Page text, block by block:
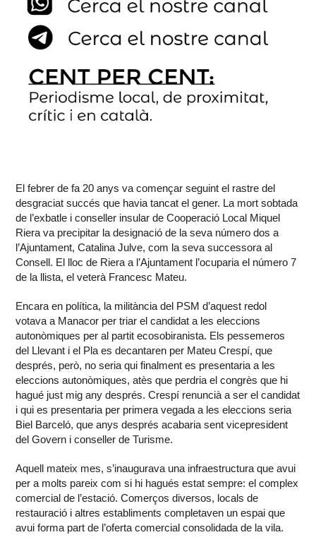
El febrer de fa 20 anys va començar seguint el rastre del
desgraciat succés que havia tancat el gener. La mort sobtada
de l’exbatle i conseller insular de Cooperació Local Miquel
Riera va precipitar la designació de la seva número dos a
l’Ajuntament, Catalina Julve, com la seva successora al
Consell. El lloc de Riera a l’Ajuntament l’ocuparia el número 7
de la llista, el veterà Francesc Mateu.
Encara en política, la militància del PSM d’aquest redol
votava a Manacor per triar el candidat a les eleccions
autonòmiques per al partit ecosobiranista. Els pessemeros
del Llevant i el Pla es decantaren per Mateu Crespí, que
després, però, no seria qui finalment es presentaria a les
eleccions autonòmiques, atès que perdria el congrès que hi
hagué just mig any després. Crespí renuncià a ser el candidat
i qui es presentaria per primera vegada a les eleccions seria
Biel Barceló, que anys després acabaria sent vicepresident
del Govern i conseller de Turisme.
Aquell mateix mes, s’inaugurava una infraestructura que avui
per a molts pareix com si hi hagués estat sempre: el complex
comercial de l’estació. Comerços diversos, locals de
restauració i altres establiments completaven un espai que
avui forma part de l’oferta comercial consolidada de la vila.